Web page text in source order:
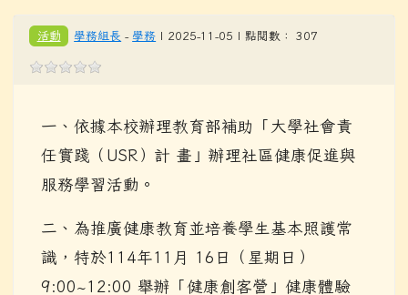
活動 學務組長 - 學務 | 2025-11-05 | 點閱數： 307
一、依據本校辦理教育部補助「大學社會責
任實踐（USR）計 畫」辦理社區健康促進與
服務學習活動。
二、為推廣健康教育並培養學生基本照護常
識，特於114年11月 16日（星期日）
9:00~12:00 舉辦「健康創客營」健康體驗